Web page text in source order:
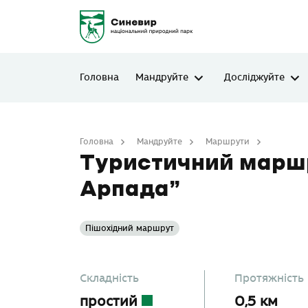
Головна Мандруйте Досліджуйте
Головна Мандруйте Маршрути
Туристичний
Арпада”
Пішохідний маршрут
Складність
простий
Протяжність
0,5 км